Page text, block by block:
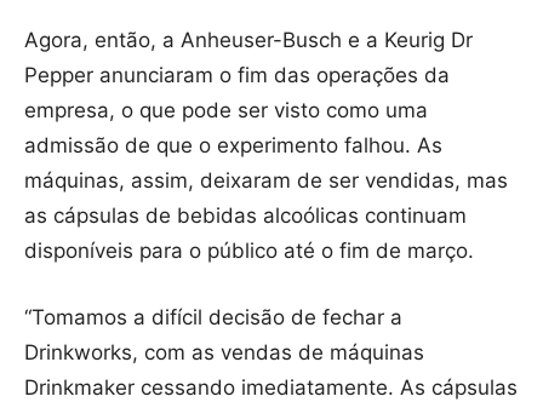
Agora, então, a Anheuser-Busch e a Keurig Dr
Pepper anunciaram o fim das operações da
empresa, o que pode ser visto como uma
admissão de que o experimento falhou. As
máquinas, assim, deixaram de ser vendidas, mas
as cápsulas de bebidas alcoólicas continuam
disponíveis para o público até o fim de março.
“Tomamos a difícil decisão de fechar a
Drinkworks, com as vendas de máquinas
Drinkmaker cessando imediatamente. As cápsulas